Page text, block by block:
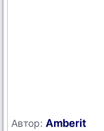
Автор: Amberit